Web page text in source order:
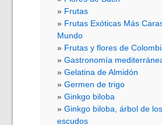
Frutas
Frutas Exóticas Más
Mundo
Frutas y flores de
Gastronomía
Gelatina de Almidón
Germen de trigo
Ginkgo biloba
Ginkgo biloba, árbol de
escudos